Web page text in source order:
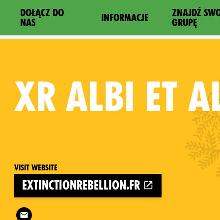
DOŁĄCZ DO
NAS
INFORMACJE
ZNAJDŹ
GRUPĘ
XR ALBI ET
Visit website
extinctionrebellion.fr
Follow XR Albi et alentours on